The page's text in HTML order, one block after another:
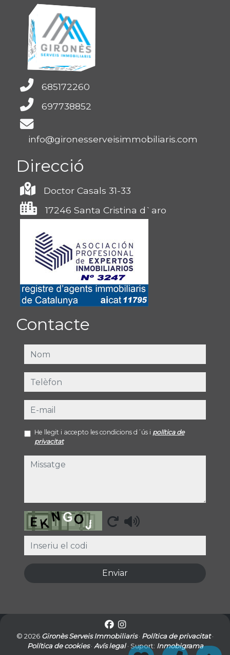
685172260
697738852
info@gironesserveisimmobiliaris.com
Direcció
Doctor Casals 31-33
17246 Santa Cristina d`aro
Contacte
nom
telèfon
e-mail
He llegit i accepto les condicions d´ús i política de
privacitat
missatge
Captcha
Enviar
© 2026 Gironès Serveis Immobiliaris· Política de privacitat·
Política de cookies· Avís legal· Suport: Inmobigrama